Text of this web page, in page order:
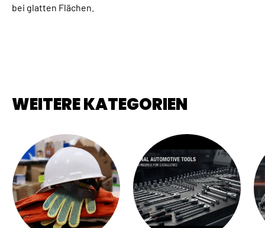
bei glatten Flächen.
WEITERE KATEGORIEN